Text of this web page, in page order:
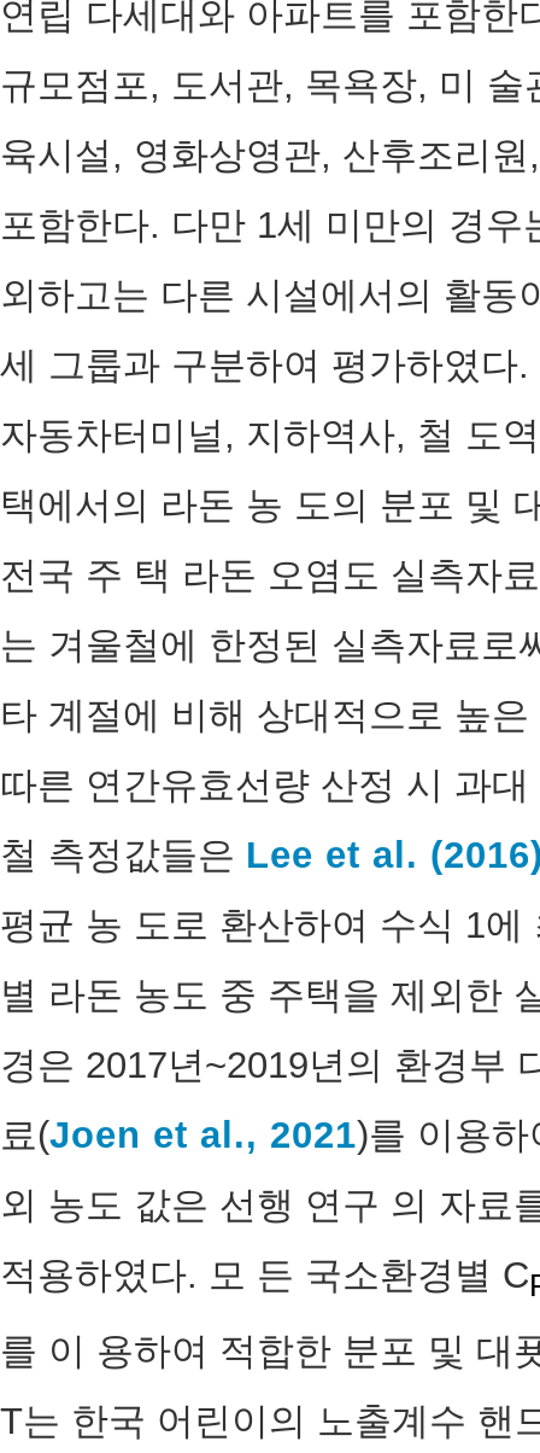
연립 다세대와 아파트를 포함
규모점포, 도서관, 목욕장, 미
육시설, 영화상영관, 산후조리
포함한다. 다만 1세 미만의 경
외하고는 다른 시설에서의 활동
세 그룹과 구분하여 평가하였다
자동차터미널, 지하역사, 철 도
택에서의 라돈 농 도의 분포 및
전국 주 택 라돈 오염도 실측자
는 겨울철에 한정된 실측자료로
타 계절에 비해 상대적으로 높
따른 연간유효선량 산정 시 과
철 측정값들은 Lee et al.
평균 농 도로 환산하여 수식 1
별 라돈 농도 중 주택을 제외한
경은 2017년~2019년의 환경부
료(Joen et al., 2021)를 이용
외 농도 값은 선행 연구 의 자료
적용하였다. 모 든 국소환경별 C
를 이 용하여 적합한 분포 및 대
T는 한국 어린이의 노출계수 핸